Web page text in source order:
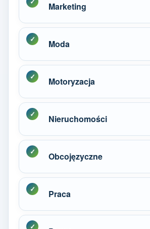
Marketing
Moda
Motoryzacja
Nieruchomości
Obcojęzyczne
Praca